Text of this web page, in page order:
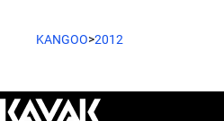
KANGOO>2012